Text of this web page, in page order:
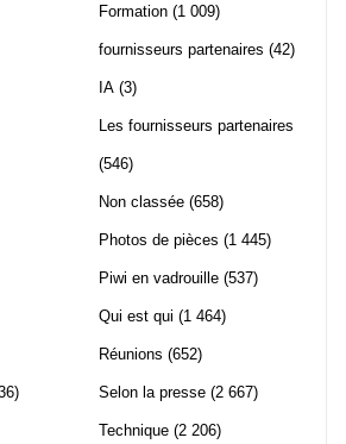
Formation (1 009)
fournisseurs partenaires (42)
IA (3)
Les fournisseurs partenaires
(546)
Non classée (658)
Photos de pièces (1 445)
Piwi en vadrouille (537)
Qui est qui (1 464)
Réunions (652)
Selon la presse (2 667)
Technique (2 206)